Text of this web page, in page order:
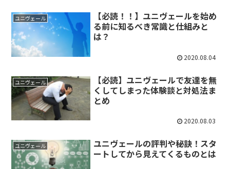
ユニヴェール
【必読！！】ユニヴェールを始め
る前に知るべき常識と仕組みと
は？
2020.08.04
ユニヴェール
【必読】ユニヴェールで友達を無
くしてしまった体験談と対処法ま
とめ
2020.08.03
ユニヴェール
ユニヴェールの評判や秘訣！スタ
ートしてから見えてくるものとは